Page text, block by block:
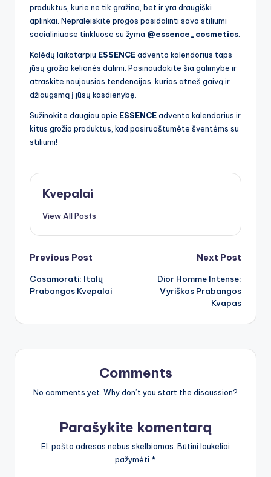
produktus, kurie ne tik gražina, bet ir yra draugiški
aplinkai. Nepraleiskite progos pasidalinti savo stiliumi
socialiniuose tinkluose su žyma @essence_cosmetics
Kalėdų laikotarpiu ESSENCEadvento kalendorius taps
jūsų grožio kelionės dalimi. Pasinaudokite šia galimybe ir
atraskite naujausias tendencijas, kurios atneš gaivą ir
džiaugsmą į jūsų kasdienybę.
Sužinokite daugiau apie ESSENCEadvento kalendorius ir
kitus grožio produktus, kad pasiruoštumėte šventėms su
stiliumi!
Kvepalai
View All Posts
Post
navigation
Previous Post
Casamorati: Italų
Prabangos Kvepalai
Next Post
Dior Homme Intense:
Vyriškos Prabangos
Kvapas
Comments
No comments yet. Why don’t you start the discussion?
Parašykite komentarą
El. pašto adresas nebus skelbiamas. Būtini laukeliai
pažymėti *